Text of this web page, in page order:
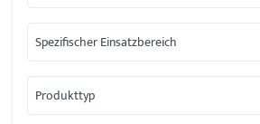
Spezifischer Einsatzbereich
Produkttyp